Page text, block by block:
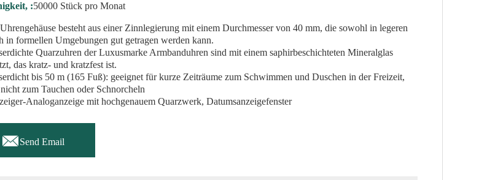
:50000 Stück pro Monat
besteht aus einer Zinnlegierung mit einem Durchmesser von 40 mm, die sowohl in legeren
in formellen Umgebungen gut getragen werden kann.
Quarzuhren der Luxusmarke Armbanduhren sind mit einem saphirbeschichteten Mineralglas
das kratz- und kratzfest ist.
bis 50 m (165 Fuß): geeignet für kurze Zeiträume zum Schwimmen und Duschen in der Freizeit,
zum Tauchen oder Schnorcheln
Analoganzeige mit hochgenauem Quarzwerk, Datumsanzeigefenster
Send Email